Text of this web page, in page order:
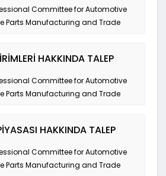
Committee for Automotive
Parts Manufacturing and Trade
HAKKINDA TALEP
Committee for Automotive
Parts Manufacturing and Trade
HAKKINDA TALEP
Committee for Automotive
Parts Manufacturing and Trade